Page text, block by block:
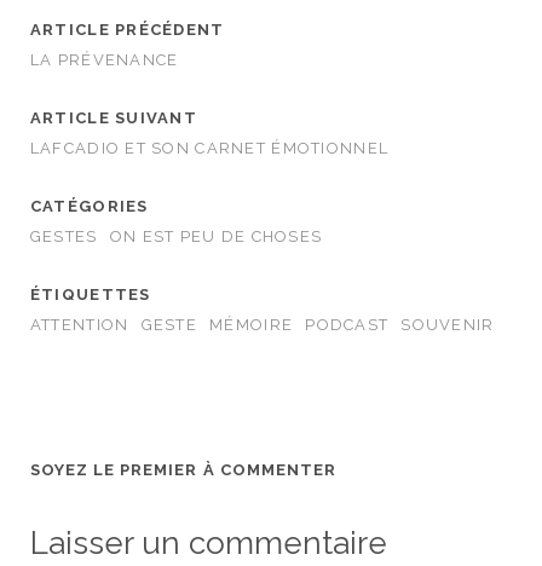
ARTICLE PRÉCÉDENT
LA PRÉVENANCE
ARTICLE SUIVANT
LAFCADIO ET SON CARNET ÉMOTIONNEL
CATÉGORIES
GESTES
ON EST PEU DE CHOSES
ÉTIQUETTES
ATTENTION
GESTE MÉMOIRE PODCAST SOUVENIR
SOYEZ LE PREMIER À COMMENTER
Laisser un commentaire